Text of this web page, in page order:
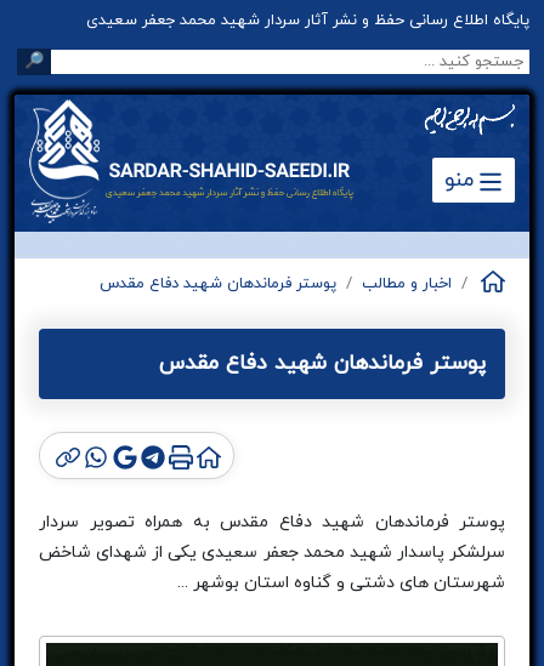
پایگاه اطلاع رسانی حفظ و نشر آثار سردار شهید محمد جعفر سعیدی
🔎
منو
اخبار و مطالب پوستر فرماندهان شهید دفاع مقدس
پوستر فرماندهان شهید دفاع مقدس
پوستر فرماندهان شهید دفاع مقدس به همراه تصویر سردار
سرلشکر پاسدار شهید محمد جعفر سعیدی یکی از شهدای شاخض
شهرستان های دشتی و گناوه استان بوشهر ...